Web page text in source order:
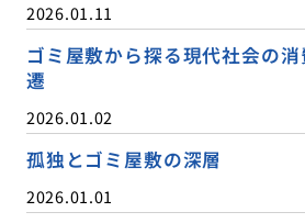
2026.01.11
ゴミ屋敷から探る現代社会の
遷
2026.01.02
孤独とゴミ屋敷の深層
2026.01.01